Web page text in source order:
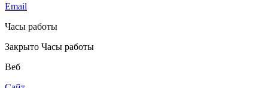
Email
Часы работы
Закрыто Часы работы
Веб